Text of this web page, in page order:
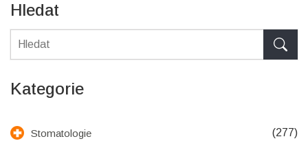
Hledat
Kategorie
Stomatologie (277)